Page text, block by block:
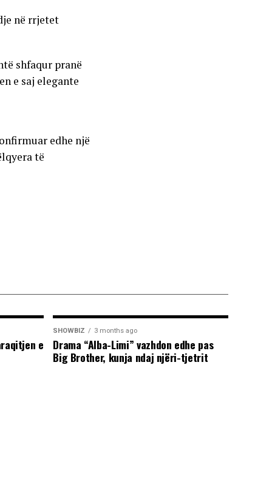
në rrjetet
shfaqur pranë
e saj elegante
edhe një
të
e
SHOWBIZ 3 months ago
Drama “Alba-Limi” vazhdon edhe pas
Big Brother, kunja ndaj njëri-tjetrit